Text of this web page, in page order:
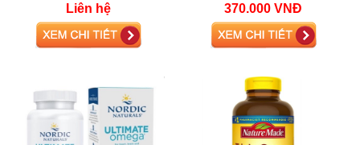
Liên hệ
720mg Omega-3
370.000 VNĐ